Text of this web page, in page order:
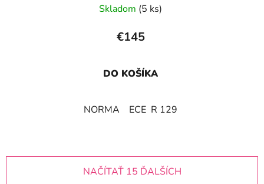
Skladom (5 ks)
€145
DO KOŠÍKA
NORMA ECE R 129
NAČÍTAŤ 15 ĎALŠÍCH